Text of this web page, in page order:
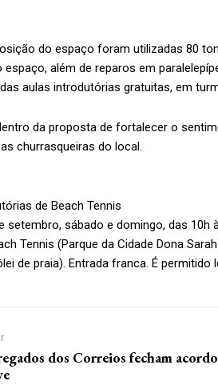
do espaço foram utilizadas 80
além de reparos em
aulas introdutórias gratuitas, em
da proposta de fortalecer o
churrasqueiras do local.
de Beach Tennis
setembro, sábado e domingo, das 10h
Tennis (Parque da Cidade Dona
de praia). Entrada franca. É permitido
dos Correios fecham